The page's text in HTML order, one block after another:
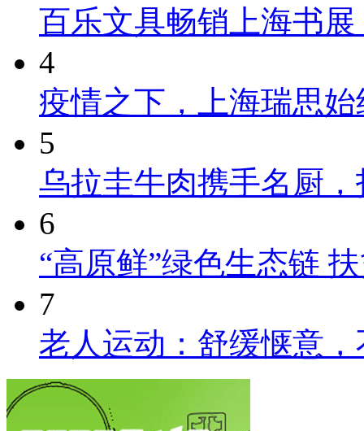
百乐文具畅销上海书
4
疫情之下，上海瑞思
5
乌拉圭牛肉携手名厨
6
“高原鲜”绿色生态链
7
老人运动：舒缓惬意